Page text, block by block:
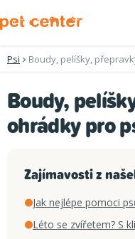
na
Psi Boudy, pelíšky,
Boudy,
ohrádky pro
Zajímavosti z